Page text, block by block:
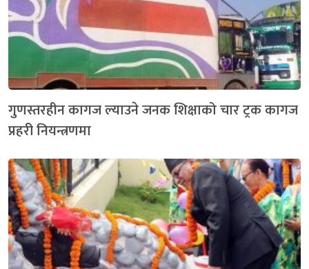
गुणस्तरहीन कागज ल्याउने जनक शिक्षाको चार ट्रक कागज
प्रहरी नियन्त्रणमा